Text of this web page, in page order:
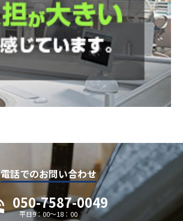
電話でのお問い合わせ
050-7587-0049
平日9：00～18：00